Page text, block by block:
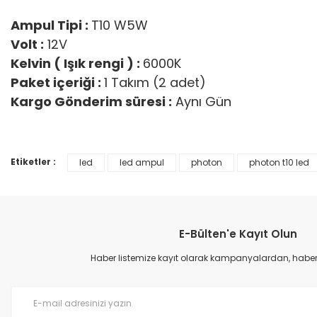
Ampul Tipi : T10 W5W
Volt : 12V
Kelvin ( Işık rengi ) : 6000K
Paket içeriği : 1 Takım (2 adet)
Kargo Gönderim süresi : Aynı Gün
Bu ürünün fiyat bilgisi, resim, ürün açıklamalarında ve diğer
Ürün açıklamasında eksik bilgiler bulunuyor.
Ürün bilgilerinde hatalar bulunuyor.
Etiketler : led led ampul photon photon t10 led
E-Bülten'e Kayıt Olun
Haber listemize kayıt olarak kampanyalardan,